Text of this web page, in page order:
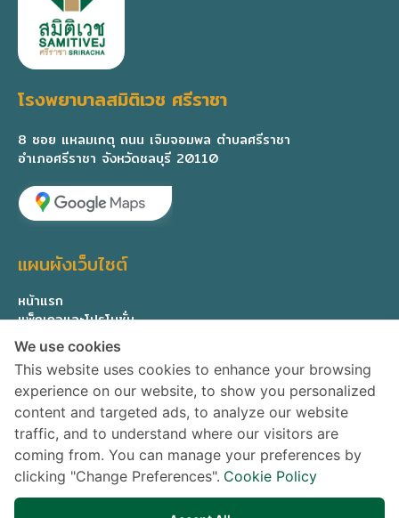
โรงพยาบาลสมิติเวช ศรีราชา
8 ซอย แหลมเกตุ ถนน เจิมจอมพล ตำบลศรีราชา
อำเภอศรีราชา จังหวัดชลบุรี 20110
แผนผังเว็บไซต์
หน้าแรก
แพ็กเกจและโปรโมชั่น
ทีมแพทย์ผู้เชี่ยวชาญ
เกี่ยวกับเรา
ติดต่อสอบถาม
Privacy Policy
ติดตามข่าวสาร
We use cookies
This website uses cookies to enhance your browsing
experience on our website, to show you personalized
content and targeted ads, to analyze our website
traffic, and to understand where our visitors are
coming from. You can manage your preferences by
clicking "Change Preferences". Cookie Policy